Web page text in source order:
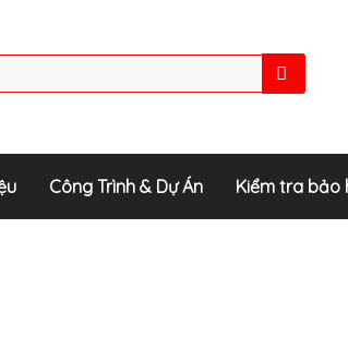
Công Trình & Dự Án Kiểm tra bảo